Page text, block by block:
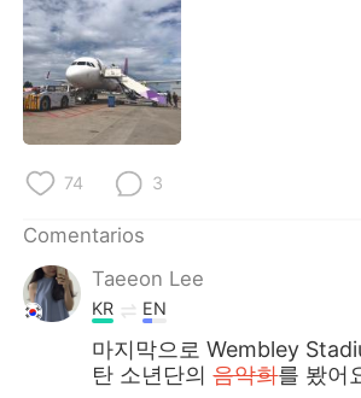
Português
74 3
Comentarios
Taeeon Lee
KR EN
마지막으로 Wembley
탄 소년단의음악희를 봤어